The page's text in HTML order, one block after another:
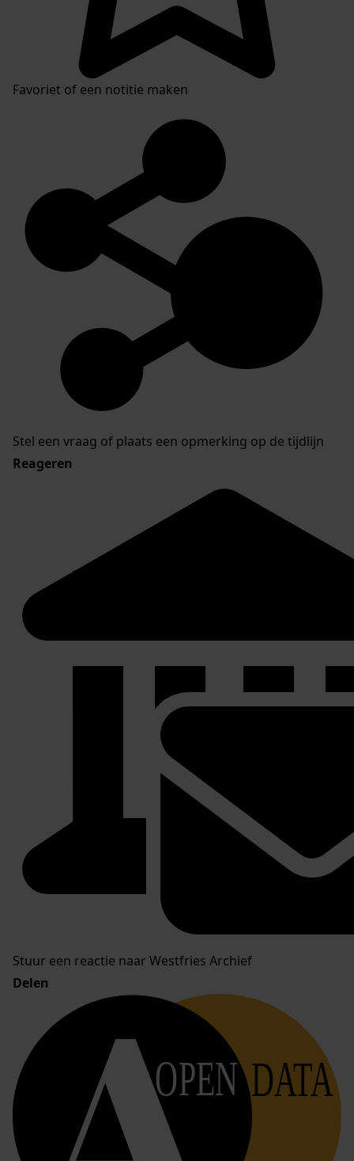
Favoriet of een notitie maken
Stel een vraag of plaats een opmerking op de tijdlijn
Reageren
Stuur een reactie naar Westfries Archief
Delen
OPEN DATA